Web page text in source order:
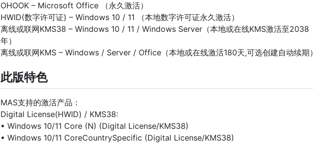
OHOOK – Microsoft Office （永久激活）
HWID(数字许可证) – Windows 10 / 11 （本地数字许可证永久激活）
离线或联网KMS38 – Windows 10 / 11 / Windows Server（本地或在线KMS激活至2038
年）
离线或联网KMS – Windows / Server / Office（本地或在线激活180天,可选创建自动续期）
此版特色
MAS支持的激活产品：
Digital License(HWID) / KMS38:
• Windows 10/11 Core (N) (Digital License/KMS38)
• Windows 10/11 CoreCountrySpecific (Digital License/KMS38)